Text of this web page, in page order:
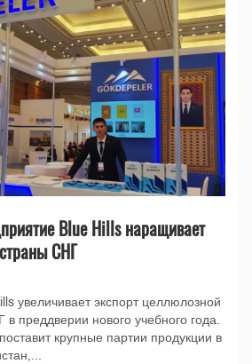
Blue Hills наращивает
СНГ
увеличивает экспорт целлюлозной
преддверии нового учебного года.
крупные партии продукции в